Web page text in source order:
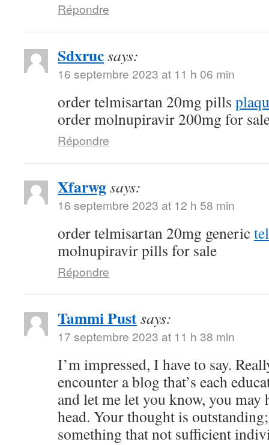
Répondre
Sdxrucsays:
16 septembre 2023 at 11 h 06 min
order telmisartan 20mg pills
order molnupiravir 200mg for
Répondre
Xfarwgsays:
16 septembre 2023 at 12 h 58 min
order telmisartan 20mg generic
molnupiravir pills for sale
Répondre
Tammi Pustsays:
17 septembre 2023 at 11 h 38 min
I’m impressed, I have to say.
encounter a blog that’s each
and let me let you know, you may
head. Your thought is
something that not sufficient